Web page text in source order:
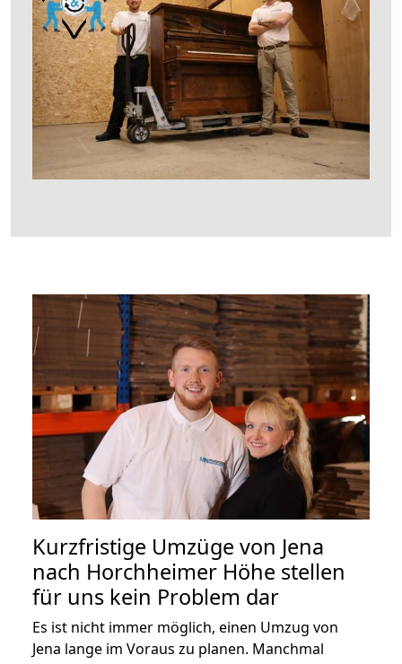
Kurzfristige Umzüge von Jena
nach Horchheimer Höhe stellen
für uns kein Problem dar
Es ist nicht immer möglich, einen Umzug von
Jena lange im Voraus zu planen. Manchmal